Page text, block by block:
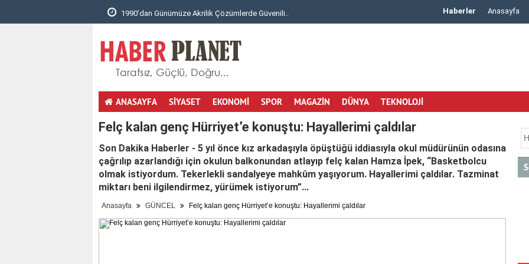
1990’dan Günümüze Akrilik Çözümlerde Güvenili.. Arisar Otomotiv ile Aracınıza Uygun Klima Rad.. Çiçek
Haberler Anasayfa
ANASAYFA SİYASET EKONOMİ SPOR MAGAZİN DÜNYA TEKNOLOJİ
Felç kalan genç Hürriyet’e konuştu: Hayallerimi çaldılar
Son Dakika Haberler - 5 yıl önce kız arkadaşıyla öpüştüğü iddiasıyla okul müdürünün odasına
çağrılıp azarlandığı için okulun balkonundan atlayıp felç kalan Hamza İpek, “Basketbolcu
olmak istiyordum. Tekerlekli sandalyeye mahkûm yaşıyorum. Hayallerimi çaldılar. Tazminat
miktarı beni ilgilendirmez, yürümek istiyorum”...
Anasayfa GÜNCEL Felç kalan genç Hürriyet’e konuştu: Hayallerimi çaldılar